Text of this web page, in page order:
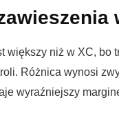
większy niż w XC, bo
Różnica wynosi
wyraźniejszy